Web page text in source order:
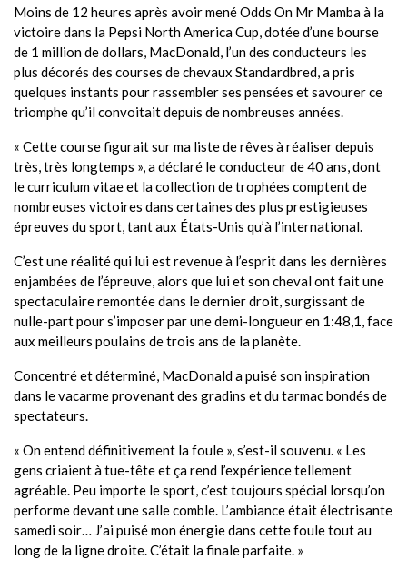
Moins de 12 heures après avoir mené Odds On Mr Mamba à la
victoire dans la Pepsi North America Cup, dotée d’une bourse
de 1 million de dollars, MacDonald, l’un des conducteurs les
plus décorés des courses de chevaux Standardbred, a pris
quelques instants pour rassembler ses pensées et savourer ce
triomphe qu’il convoitait depuis de nombreuses années.
« Cette course figurait sur ma liste de rêves à réaliser depuis
très, très longtemps », a déclaré le conducteur de 40 ans, dont
le curriculum vitae et la collection de trophées comptent de
nombreuses victoires dans certaines des plus prestigieuses
épreuves du sport, tant aux États-Unis qu’à l’international.
C’est une réalité qui lui est revenue à l’esprit dans les dernières
enjambées de l’épreuve, alors que lui et son cheval ont fait une
spectaculaire remontée dans le dernier droit, surgissant de
nulle-part pour s’imposer par une demi-longueur en 1:48,1, face
aux meilleurs poulains de trois ans de la planète.
Concentré et déterminé, MacDonald a puisé son inspiration
dans le vacarme provenant des gradins et du tarmac bondés de
spectateurs.
« On entend définitivement la foule », s’est-il souvenu. « Les
gens criaient à tue-tête et ça rend l’expérience tellement
agréable. Peu importe le sport, c’est toujours spécial lorsqu’on
performe devant une salle comble. L’ambiance était électrisante
samedi soir… J’ai puisé mon énergie dans cette foule tout au
long de la ligne droite. C’était la finale parfaite. »